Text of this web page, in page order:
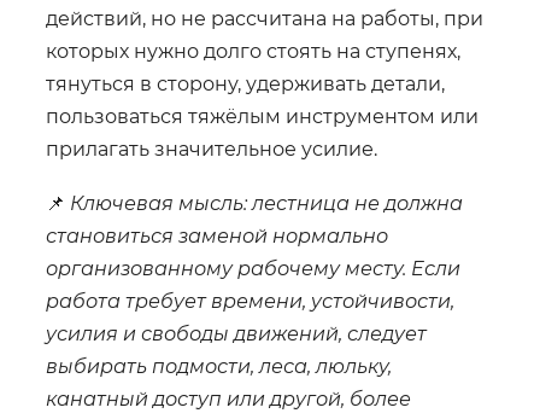
действий, но не рассчитана на работы, при
которых нужно долго стоять на ступенях,
тянуться в сторону, удерживать детали,
пользоваться тяжёлым инструментом или
прилагать значительное усилие.
📌 Ключевая мысль: лестница не должна
становиться заменой нормально
организованному рабочему месту. Если
работа требует времени, устойчивости,
усилия и свободы движений, следует
выбирать подмости, леса, люльку,
канатный доступ или другой, более